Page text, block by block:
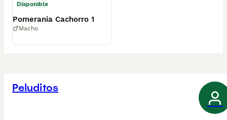
Disponible
Pomerania Cachorro 1
Macho
Peluditos